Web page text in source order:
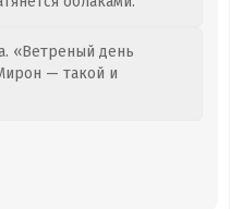
«Ветреный день
— такой и